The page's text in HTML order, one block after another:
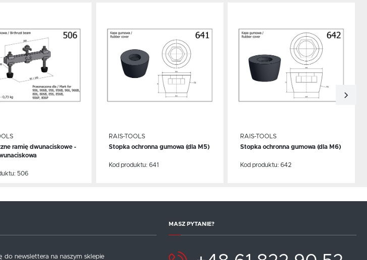
ramię dwunaciskowe -
506
RAIS-TOOLS
Stopka ochronna gumowa (dla M5)
Kod produktu: 641
WIĘCEJ
RAIS-TOOLS
Stopka ochronna gumowa (dla M6)
Kod produktu:642
WIĘCEJ
do newslettera na naszym sklepie
MASZ PYTANIE?